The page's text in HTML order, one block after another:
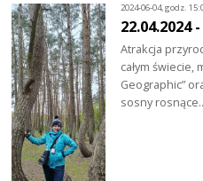
2024-06-04, godz.
22.04.2024
Atrakcja
całym świecie,
Geographic”
sosny